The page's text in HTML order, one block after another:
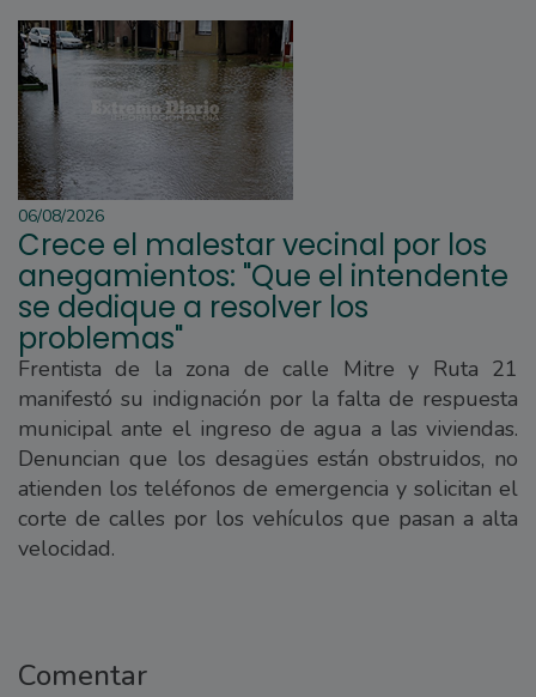
06/08/2026
Crece el malestar vecinal por los
anegamientos: "Que el intendente
se dedique a resolver los
problemas"
Frentista de la zona de calle Mitre y Ruta 21
manifestó su indignación por la falta de respuesta
municipal ante el ingreso de agua a las viviendas.
Denuncian que los desagües están obstruidos, no
atienden los teléfonos de emergencia y solicitan el
corte de calles por los vehículos que pasan a alta
velocidad.
Comentar